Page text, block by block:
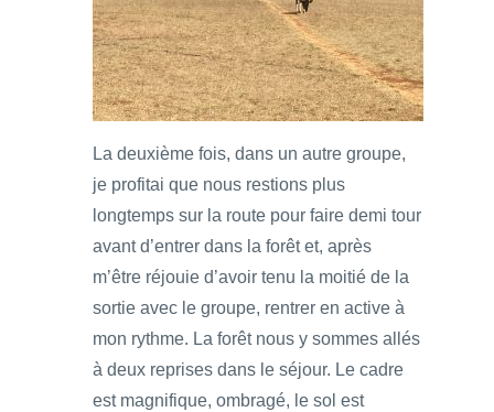
La deuxième fois, dans un autre groupe,
je profitai que nous restions plus
longtemps sur la route pour faire demi tour
avant d’entrer dans la forêt et, après
m’être réjouie d’avoir tenu la moitié de la
sortie avec le groupe, rentrer en active à
mon rythme. La forêt nous y sommes allés
à deux reprises dans le séjour. Le cadre
est magnifique, ombragé, le sol est